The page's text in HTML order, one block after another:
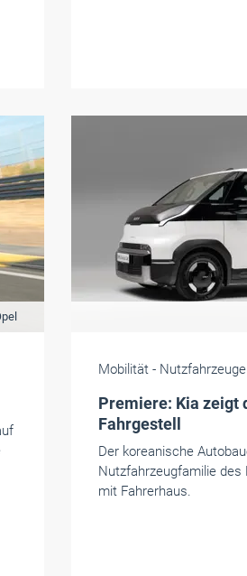
Mobilität- Nutzfahrzeuge
Premiere: Kia zeigt
Fahrgestell
Der koreanische
Nutzfahrzeugfamilie des
mit Fahrerhaus.